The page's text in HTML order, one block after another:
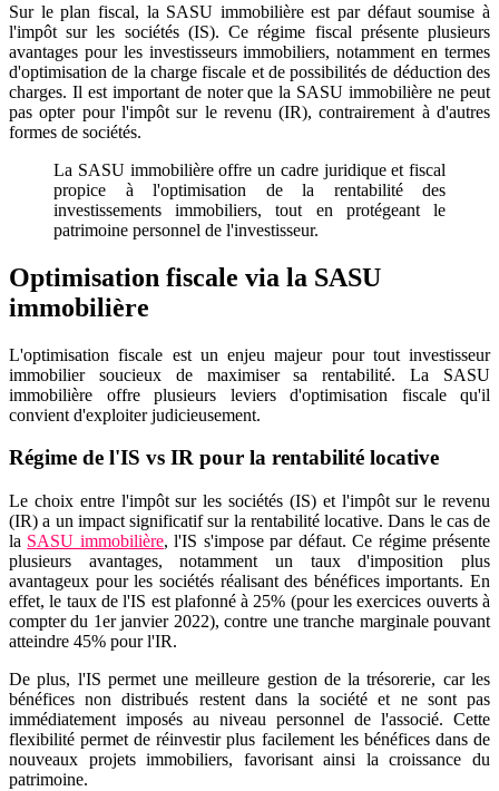
Sur le plan fiscal, la SASU immobilière est par défaut soumise à
l'impôt sur les sociétés (IS). Ce régime fiscal présente plusieurs
avantages pour les investisseurs immobiliers, notamment en termes
d'optimisation de la charge fiscale et de possibilités de déduction des
charges. Il est important de noter que la SASU immobilière ne peut
pas opter pour l'impôt sur le revenu (IR), contrairement à d'autres
formes de sociétés.
La SASU immobilière offre un cadre juridique et fiscal
propice à l'optimisation de la rentabilité des
investissements immobiliers, tout en protégeant le
patrimoine personnel de l'investisseur.
Optimisation fiscale via la SASU
immobilière
L'optimisation fiscale est un enjeu majeur pour tout investisseur
immobilier soucieux de maximiser sa rentabilité. La SASU
immobilière offre plusieurs leviers d'optimisation fiscale qu'il
convient d'exploiter judicieusement.
Régime de l'IS vs IR pour la rentabilité locative
Le choix entre l'impôt sur les sociétés (IS) et l'impôt sur le revenu
(IR) a un impact significatif sur la rentabilité locative. Dans le cas de
la SASU immobilière, l'IS s'impose par défaut. Ce régime présente
plusieurs avantages, notamment un taux d'imposition plus
avantageux pour les sociétés réalisant des bénéfices importants. En
effet, le taux de l'IS est plafonné à 25% (pour les exercices ouverts à
compter du 1er janvier 2022), contre une tranche marginale pouvant
atteindre 45% pour l'IR.
De plus, l'IS permet une meilleure gestion de la trésorerie, car les
bénéfices non distribués restent dans la société et ne sont pas
immédiatement imposés au niveau personnel de l'associé. Cette
flexibilité permet de réinvestir plus facilement les bénéfices dans de
nouveaux projets immobiliers, favorisant ainsi la croissance du
patrimoine.